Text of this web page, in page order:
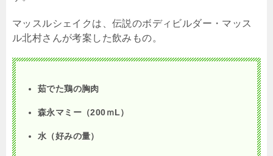
マッスルシェイクは、伝説のボディビルダー・マッス
ル北村さんが考案した飲みもの。
茹でた鶏の胸肉
森永マミー（200ｍL）
水（好みの量）